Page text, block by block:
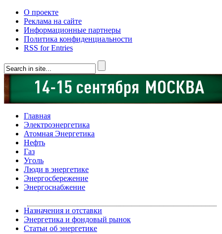
О проекте
Реклама на сайте
Информационные партнеры
Политика конфиденциальности
RSS for Entries
Главная
Электроэнергетика
Атомная Энергетика
Нефть
Газ
Уголь
Люди в энергетике
Энергосбережение
Энергоснабжение
Назначения и отставки
Энергетика и фондовый рынок
Статьи об энергетике